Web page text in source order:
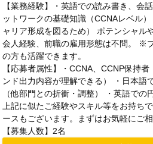
【業務経験】・英語での読み書き、会
ットワークの基礎知識（CCNAレベル
ャリア形成を図るため） ポテンシャ
会人経験、前職の雇用形態は不問。 ※
の方も活躍できます。
【応募者属性】・CCNA、CCNP保持
ンド出力内容が理解できる） ・日本語
（他部門との折衝・調整） ・英語で
上記に似たご経験やスキル等をお持ち
ースもございます。まずはお気軽にご相
【募集人数】2名